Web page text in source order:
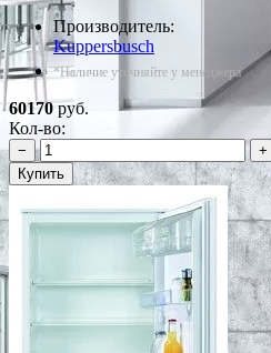
Производитель:
Kuppersbusch
*Наличие уточняйте у менеджера
60170руб.
Кол-во:
−
+
Купить